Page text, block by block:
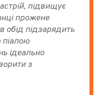
підвищує
прожене
обід підзарядить
піалою
ідеально
з